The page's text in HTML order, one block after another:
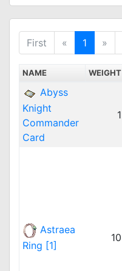
First « 1 »
NAME WEIGHT
Abyss
Knight
Commander
Card
1
Astraea
Ring [1]
10